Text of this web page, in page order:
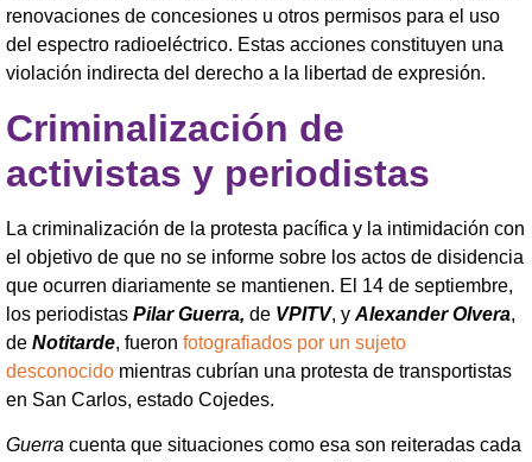
renovaciones de concesiones u otros permisos para el uso
del espectro radioeléctrico. Estas acciones constituyen una
violación indirecta del derecho a la libertad de expresión.
Criminalización de
activistas y periodistas
La criminalización de la protesta pacífica y la intimidación con
el objetivo de que no se informe sobre los actos de disidencia
que ocurren diariamente se mantienen. El 14 de septiembre,
los periodistas Pilar Guerra, de VPITV, y Alexander Olvera,
de Notitarde, fueron fotografiados por un sujeto
desconocido mientras cubrían una protesta de transportistas
en San Carlos, estado Cojedes.
Guerra cuenta que situaciones como esa son reiteradas cada